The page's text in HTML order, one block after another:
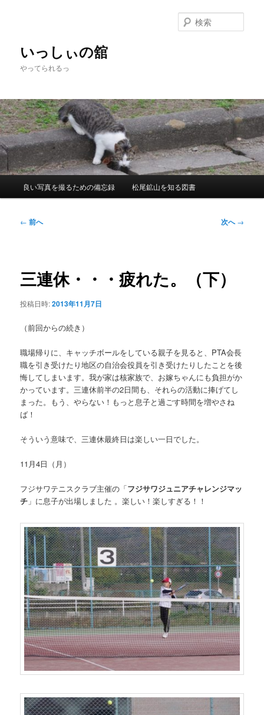
へ
移
動
いっしぃの舘
やってられるっ
索
良い写真を撮るための備忘録 松尾鉱山を知る図書
投
ゲ
ー
ョ
← 前へ 次へ→
三連休・・・疲れた。（下）
投稿日時:2013年11月7日
（前回からの続き）
職場帰りに、キャッチボールをしている親子を見ると、PTA会長
職を引き受けたり地区の自治会役員を引き受けたりしたことを後
悔してしまいます。我が家は核家族で、お嫁ちゃんにも負担がか
かっています。三連休前半の2日間も、それらの活動に捧げてし
まった。もう、やらない！もっと息子と過ごす時間を増やさね
ば！
そういう意味で、三連休最終日は楽しい一日でした。
11月4日（月）
フジサワテニスクラブ主催の「フジサワジュニアチャレンジマッ
チ 」に息子が出場しました 。楽しい！楽しすぎる！！